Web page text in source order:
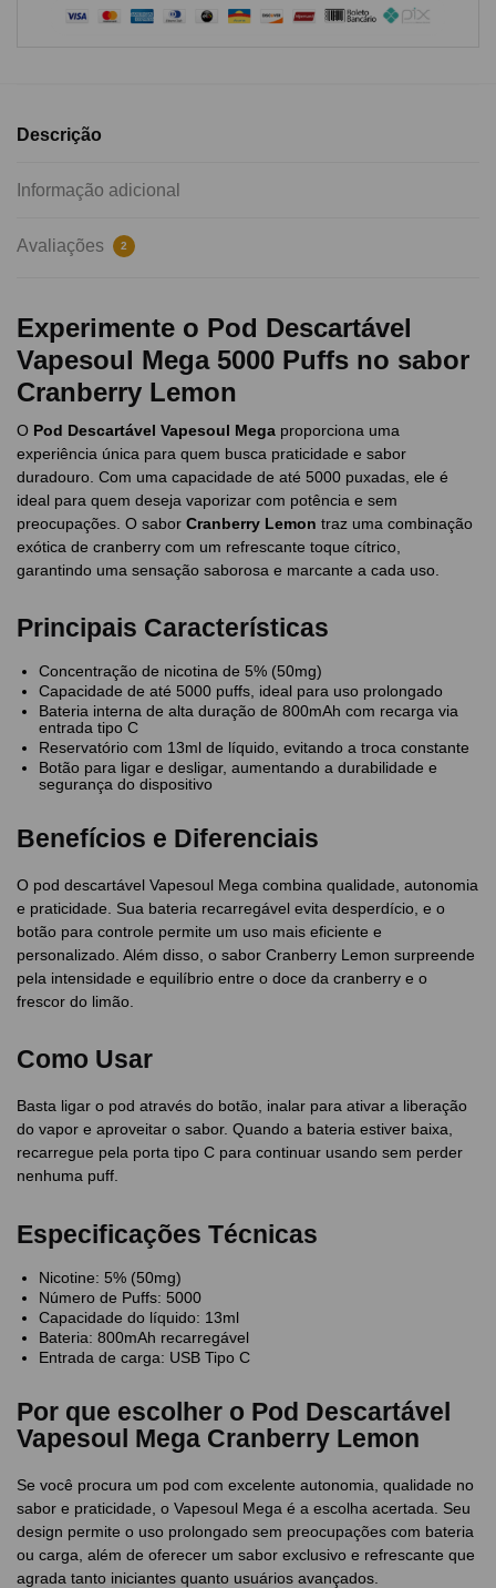
Descrição
Informação adicional
Avaliações 2
Experimente o Pod Descartável
Vapesoul Mega 5000 Puffs no sabor
Cranberry Lemon
O Pod Descartável Vapesoul Mega proporciona uma
experiência única para quem busca praticidade e sabor
duradouro. Com uma capacidade de até 5000 puxadas, ele é
ideal para quem deseja vaporizar com potência e sem
preocupações. O sabor Cranberry Lemon traz uma combinação
exótica de cranberry com um refrescante toque cítrico,
garantindo uma sensação saborosa e marcante a cada uso.
Principais Características
Concentração de nicotina de 5% (50mg)
Capacidade de até 5000 puffs, ideal para uso prolongado
Bateria interna de alta duração de 800mAh com recarga via
entrada tipo C
Reservatório com 13ml de líquido, evitando a troca constante
Botão para ligar e desligar, aumentando a durabilidade e
segurança do dispositivo
Benefícios e Diferenciais
O pod descartável Vapesoul Mega combina qualidade, autonomia
e praticidade. Sua bateria recarregável evita desperdício, e o
botão para controle permite um uso mais eficiente e
personalizado. Além disso, o sabor Cranberry Lemon surpreende
pela intensidade e equilíbrio entre o doce da cranberry e o
frescor do limão.
Como Usar
Basta ligar o pod através do botão, inalar para ativar a liberação
do vapor e aproveitar o sabor. Quando a bateria estiver baixa,
recarregue pela porta tipo C para continuar usando sem perder
nenhuma puff.
Especificações Técnicas
Nicotine: 5% (50mg)
Número de Puffs: 5000
Capacidade do líquido: 13ml
Bateria: 800mAh recarregável
Entrada de carga: USB Tipo C
Por que escolher o Pod Descartável
Vapesoul Mega Cranberry Lemon
Se você procura um pod com excelente autonomia, qualidade no
sabor e praticidade, o Vapesoul Mega é a escolha acertada. Seu
design permite o uso prolongado sem preocupações com bateria
ou carga, além de oferecer um sabor exclusivo e refrescante que
agrada tanto iniciantes quanto usuários avançados.